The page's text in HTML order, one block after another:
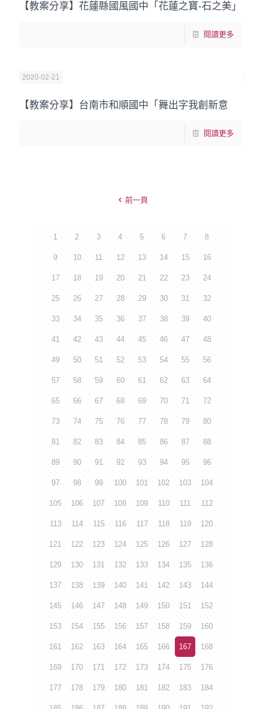
【教案分享】花蓮縣國風國中「花蓮之寶-石之美」
閱讀更多
2020-02-21
【教案分享】台南市和順國中「舞出字我創新意
閱讀更多
前一頁
1 2 3 4 5 6 7 8
9 10 11 12 13 14 15 16
17 18 19 20 21 22 23 24
25 26 27 28 29 30 31 32
33 34 35 36 37 38 39 40
41 42 43 44 45 46 47 48
49 50 51 52 53 54 55 56
57 58 59 60 61 62 63 64
65 66 67 68 69 70 71 72
73 74 75 76 77 78 79 80
81 82 83 84 85 86 87 88
89 90 91 92 93 94 95 96
97 98 99 100 101 102 103 104
105 106 107 108 109 110 111 112
113 114 115 116 117 118 119 120
121 122 123 124 125 126 127 128
129 130 131 132 133 134 135 136
137 138 139 140 141 142 143 144
145 146 147 148 149 150 151 152
153 154 155 156 157 158 159 160
161 162 163 164 165 166 167 168
169 170 171 172 173 174 175 176
177 178 179 180 181 182 183 184